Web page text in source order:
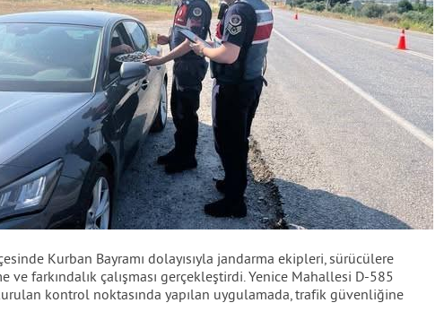
Kurban Bayramı dolayısıyla jandarma ekipleri, sürücülere
farkındalık çalışması gerçekleştirdi. Yenice Mahallesi D-585
kontrol noktasında yapılan uygulamada, trafik güvenliğine